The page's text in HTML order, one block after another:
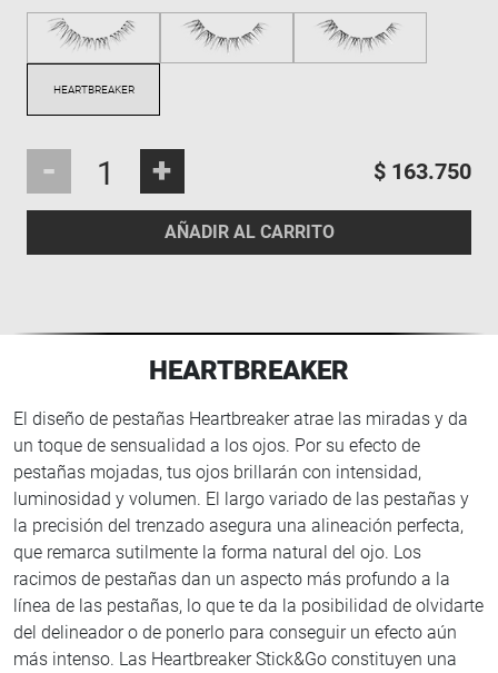
- + $ 163.750
AÑADIR AL CARRITO
HEARTBREAKER
El diseño de pestañas Heartbreaker atrae las miradas y da
un toque de sensualidad a los ojos. Por su efecto de
pestañas mojadas, tus ojos brillarán con intensidad,
luminosidad y volumen. El largo variado de las pestañas y
la precisión del trenzado asegura una alineación perfecta,
que remarca sutilmente la forma natural del ojo. Los
racimos de pestañas dan un aspecto más profundo a la
línea de las pestañas, lo que te da la posibilidad de olvidarte
del delineador o de ponerlo para conseguir un efecto aún
más intenso. Las Heartbreaker Stick&Go constituyen una